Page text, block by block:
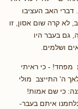
דברי האב העציבו
לא קרה שום אסון, זו
גם בעבר היו
ושלמים.
מפחד! - כי ראיתי
ה' התייצב מולי
כי שם אמות!
איתם בעבר-